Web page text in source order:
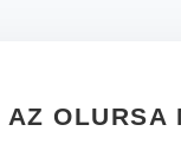
OLURSA